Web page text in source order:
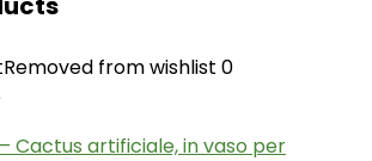
Removed from wishlist 0